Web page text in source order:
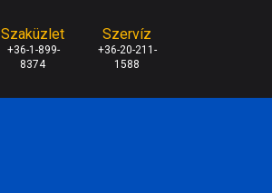
Szaküzlet
+36-1-899-
8374
Szervíz
+36-20-211-
1588